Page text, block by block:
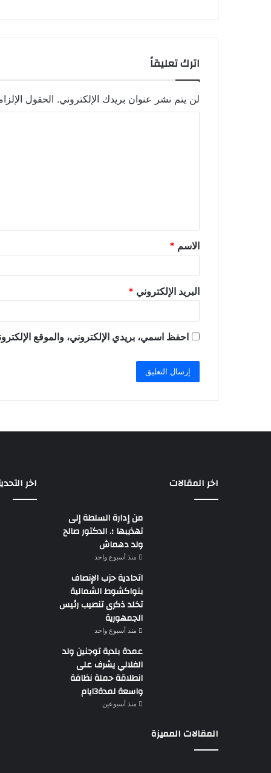
اترك تعليقاً
لن يتم نشر عنوان بريدك الإلكتروني. الحقول
ق
*
الاسم *
البريد الإلكتروني *
احفظ اسمي، بريدي الإلكتروني، والموقع
اخر المقالات
من إدارة السلطة إلى
تهذيبها ؛. الدكتور صالح
ولد دهماش
منذ أسبوع واحد
اتحادية حزب الإنصاف
بنواكشوط الشمالية
تخلد ذكرى تنصيب رئيس
الجمهورية
منذ أسبوع واحد
عمدة بلدية توجنين ولد
الفلالي يشرف على
انطلاقة حملة نظافة
واسعة لمدة3ايام
منذ أسبوعين
المقالات المميزة
اخر